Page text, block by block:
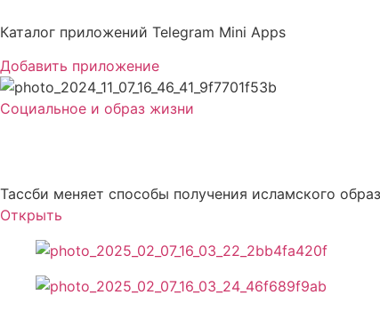
к
Каталог приложений Telegram Mini Apps
Добавить приложение
Социальное и образ жизни
Тассби меняет способы получения исламского
Открыть